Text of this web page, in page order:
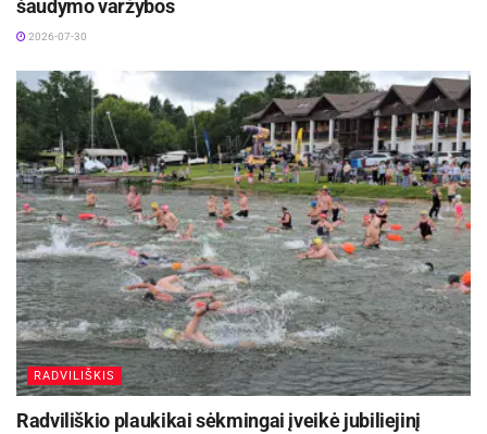
šaudymo varžybos
2026-07-30
RADVILIŠKIS
Radviliškio plaukikai sėkmingai įveikė jubiliejinį